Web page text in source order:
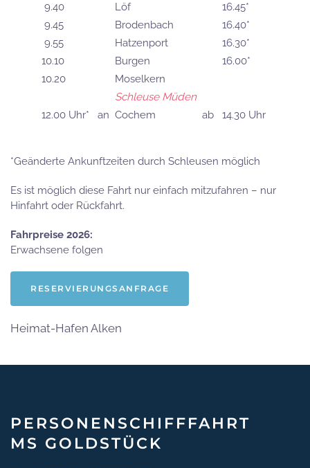
9.40
Löf
16.45*
9.45
Brodenbach
16.40*
9.55
Hatzenport
16.30*
10.10
Burgen
16.00*
10.20
Moselkern
Schleuse Müden
12.00 Uhr*
an Cochem ab 14.30 Uhr
*Geänderte Ankunftzeiten durch Schleusen möglich
Es ist möglich diese Fahrt nur einfach mitzufahren – nur
Hinfahrt oder Rückfahrt.
Fahrpreise 2026:
Erwachsene folgen
RESERVIERUNGSANFRAGE
Heimat-Hafen Alken
PERSONEN­SCHIFF­FAHRT
MS GOLDSTÜCK